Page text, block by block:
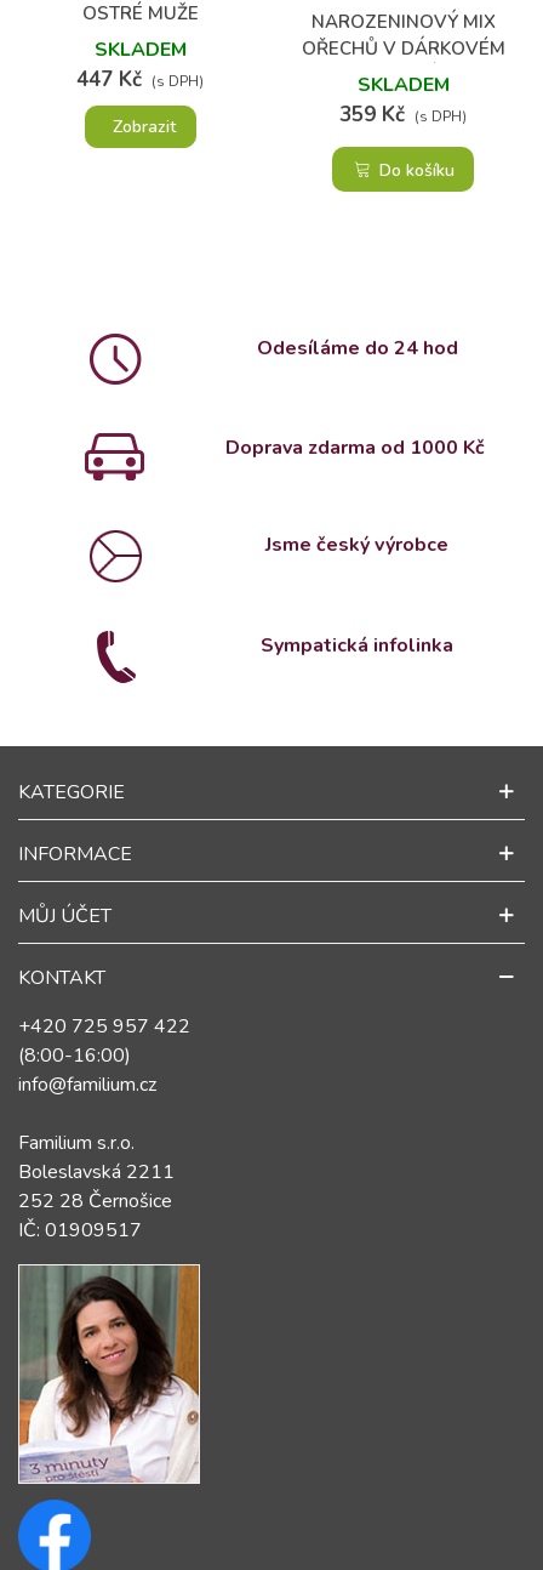
OSTRÉ MUŽE
SKLADEM
447 Kč (s DPH)
Zobrazit
NAROZENINOVÝ MIX
OŘECHŮ V DÁRKOVÉM
BALENÍ
SKLADEM
359 Kč (s DPH)
Do košíku
Odesíláme do 24 hod
Doprava zdarma od 1000 Kč
Jsme český výrobce
Sympatická infolinka
KATEGORIE
INFORMACE
MŮJ ÚČET
KONTAKT
+420 725 957 422
(8:00-16:00)
info@familium.cz
Familium s.r.o.
Boleslavská 2211
252 28 Černošice
IČ: 01909517